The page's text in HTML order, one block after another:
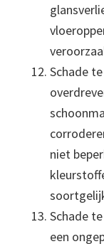
Schade
niet
Schade
een